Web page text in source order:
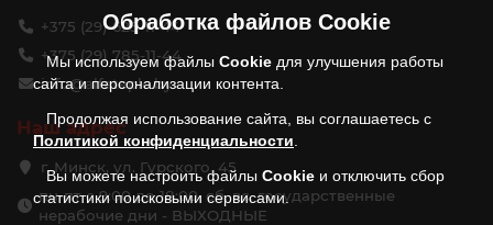
Обработка файлов Cookie
Мы используем файлы Cookie для улучшения работы
сайта и персонализации контента.
Продолжая использование сайта, вы соглашаетесь с
Политикой конфиденциальности
Вы можете настроить файлы Cookie и отключить сбор
статистики поисковыми сервисами.
+375 (29) 625-11-44
+375 (29) 785-11-44
info@alfateplo.by
Наш адрес
г. Минск, ул. Гурского, 45
пн-пт с 9:00 до 18:00, сб, вс, государственные
нерабочие дни - ВЫХОДНЫЕ